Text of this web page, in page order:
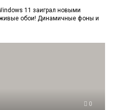
11 заиграл новыми
живые обои! Динамичные фоны и
0